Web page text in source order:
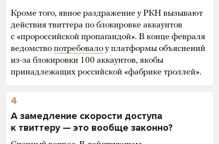
Кроме того, явное раздражение у РКН вызывают
действия твиттера по блокировке аккаунтов
с «пророссийской пропагандой». В конце февраля
ведомство потребовало у платформы объяснений
из-за блокировки 100 аккаунтов, якобы
принадлежащих российской «фабрике троллей».
4
А замедление скорости доступа
к твиттеру — это вообще законно?